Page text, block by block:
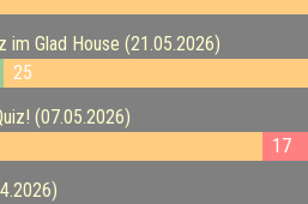
im Glad House (21.05.2026)
25
(07.05.2026)
17